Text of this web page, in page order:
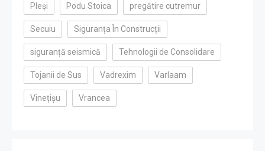
Pleși Podu Stoica pregătire cutremur
Secuiu Siguranța În Construcții
siguranță seismică Tehnologii de Consolidare
Tojanii de Sus Vadrexim Varlaam
Vinețișu Vrancea